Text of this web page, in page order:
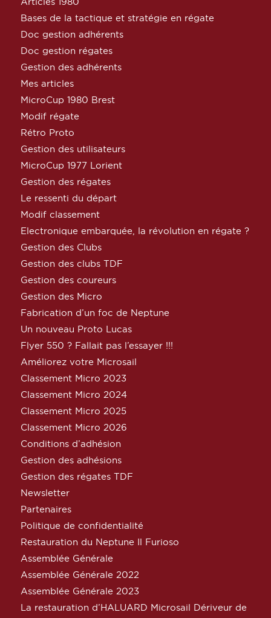
Bases de la tactique et stratégie en régate
Doc gestion adhérents
Doc gestion régates
Gestion des adhérents
Mes articles
MicroCup 1980 Brest
Modif régate
Rétro Proto
Gestion des utilisateurs
MicroCup 1977 Lorient
Gestion des régates
Le ressenti du départ
Modif classement
Electronique embarquée, la révolution en régate ?
Gestion des Clubs
Gestion des clubs TDF
Gestion des coureurs
Gestion des Micro
Fabrication d’un foc de Neptune
Un nouveau Proto Lucas
Flyer 550 ? Fallait pas l’essayer !!!
Améliorez votre Microsail
Classement Micro 2023
Classement Micro 2024
Classement Micro 2025
Classement Micro 2026
Conditions d’adhésion
Gestion des adhésions
Gestion des régates TDF
Newsletter
Partenaires
Politique de confidentialité
Restauration du Neptune Il Furioso
Assemblée Générale
Assemblée Générale 2022
Assemblée Générale 2023
La restauration d’HALUARD Microsail Dériveur de